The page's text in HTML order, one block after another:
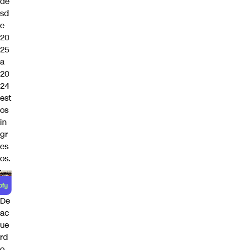
sd
e
20
25
a
20
24
est
os
in
gr
es
os.
De
ac
ue
rd